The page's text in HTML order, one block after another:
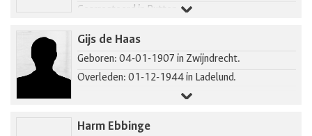
Gearresteerd in Putten.
Gijs de Haas
Geboren: 04-01-1907 in Zwijndrecht.
Overleden: 01-12-1944 in Ladelund.
Harm Ebbinge